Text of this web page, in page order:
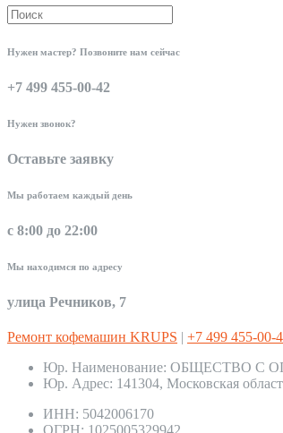
Нужен мастер? Позвоните нам сейчас
+7 499 455-00-42
Нужен звонок?
Оставьте заявку
Мы работаем каждый день
с 8:00 до 22:00
Мы находимся по адресу
улица Речников, 7
Ремонт кофемашин KRUPS | +7 499 455-00-
Юр. Наименование: ОБЩЕСТВО С
Юр. Адрес: 141304, Московская
ИНН: 5042006170
ОГРН: 1025005329942